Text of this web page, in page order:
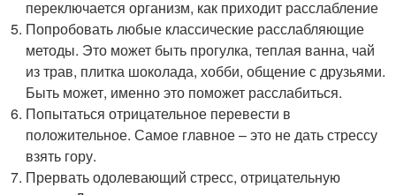
переключается организм, как приходит расслабление
Попробовать любые классические расслабляющие
методы. Это может быть прогулка, теплая ванна, чай
из трав, плитка шоколада, хобби, общение с друзьями.
Быть может, именно это поможет расслабиться.
Попытаться отрицательное перевести в
положительное. Самое главное – это не дать стрессу
взять гору.
Прервать одолевающий стресс, отрицательную